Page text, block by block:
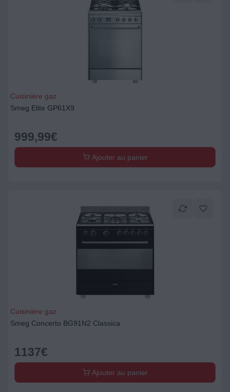
Cuisinière gaz
Smeg Elite GP61X9
999,99€
Ajouter au panier
Cuisinière gaz
Smeg Concerto BG91N2 Classica
1137€
Ajouter au panier